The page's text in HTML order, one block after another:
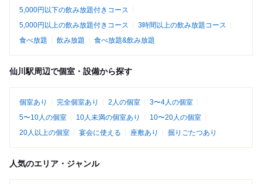
5,000円以下の飲み放題付きコース
5,000円以上の飲み放題付きコース
3時間以上の飲み放題コース
食べ放題
飲み放題 食べ放題&飲み放題
仙川駅周辺で個室・設備から探す
個室あり 完全個室あり 2人の個室
3〜4人の個室
5〜10人の個室
10人未満の個室あり
10〜20人の個室
20人以上の個室
宴会に使える 座敷あり 掘りごたつあり
人気のエリア・ジャンル